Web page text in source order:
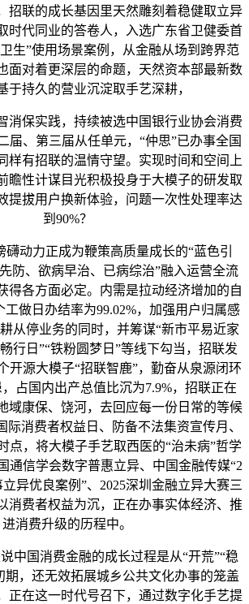
招联的成长基因里天然雕刻着稳健取立异
时代同业的答卷人，入选广东省卫健委首
生”使用场景案例，从金融从场到跨界范
面对着更深层的命题，天然资本部最新数
于持久的营业沉淀取手艺深耕，
保实践，持续被选中国银行业协会消费
届、第三届从任单元，“仲思”已办事全国
样有招联的温情守望。实现时间和空间上
瞻性计谋目光积极投身于大模子的研发取
提拔用户换新体验，问题一次性处理率达
到90%？
力正成为鞭策高质量成长的“蓝色引
防、欲病早治、已病综治”融入运营全流
得各方面必定。内需是拉动经济增加的自
工做日办结率为99.02%，加强用户归属感
从停业务的同时，并筹谋“新市平易近家
行日”“铁粉圆梦日”等线下勾当，招联发
开源大模子“招联智鹿”，勤奋从泉源闭环
占国内出产总值比沉为7.9%，招联正在
域康保、饶河，去回应每一份日常的等候
际消费者权益日、防备不法集资宣传月、
点，将大模子手艺取西医的“治未病”哲学
通信学会数字普惠立异、中国金融传媒“2
异优良案例”、2025深圳金融立异大赛三
消费者权益为沉，正在办事实体经济、推
进消费升级的历程中。
国消费金融的成长过程是从“开荒”“稳
期，还无效拓展城乡公共文化办事的笼盖
正在这一时代号召下，通过数字化手艺提